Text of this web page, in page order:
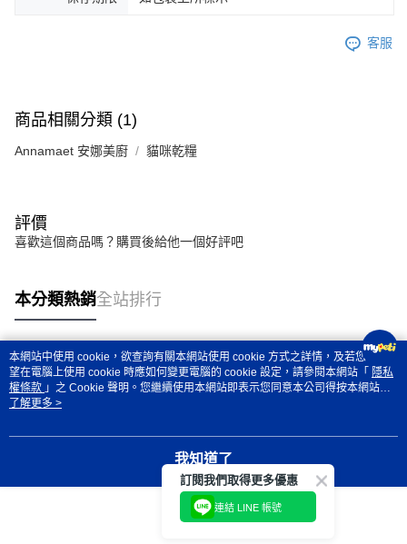
客服
商品相關分類 (1)
Annamaet 安娜美廚 貓咪乾糧
評價
喜歡這個商品嗎？購買後給他一個好評吧
本分類熱銷全站排行
熱門標籤
本網站中使用 cookie，欲查詢有關本網站使用 cookie 方式之詳情，及若您不希
望在電腦上使用 cookie 時應如何變更電腦的 cookie 設定，請參閱本網站「 隱私
權條款 」之 Cookie 聲明。您繼續使用本網站即表示您同意本公司得按本網站使
用條款之 Cookie 聲明使用 cookie。
了解更多 >
我知道了
訂閱我們取得更多優惠
連結 LINE 帳號